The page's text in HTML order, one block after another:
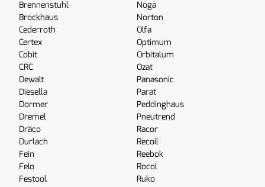
Brennenstuhl
Brockhaus
Cederroth
Certex
Cobit
CRC
Dewalt
Diesella
Dormer
Dremel
Dräco
Durlach
Fein
Felo
Festool
Noga
Norton
Olfa
Optimum
Orbitalum
Ozat
Panasonic
Parat
Peddinghaus
Pneutrend
Racor
Recoil
Reebok
Rocol
Ruko